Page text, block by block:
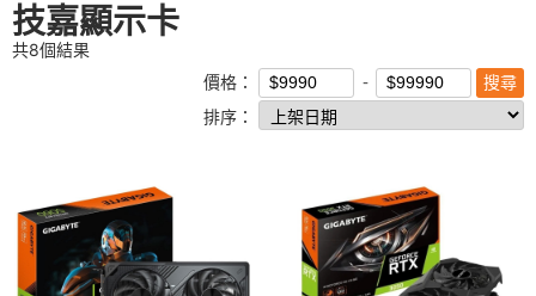
技嘉顯示卡
共8個結果
價格：
排序：